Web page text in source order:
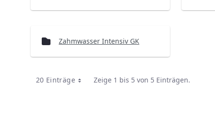
Zahmwasser Intensiv GK
20 Einträge Zeige 1 bis 5 von 5 Einträgen.